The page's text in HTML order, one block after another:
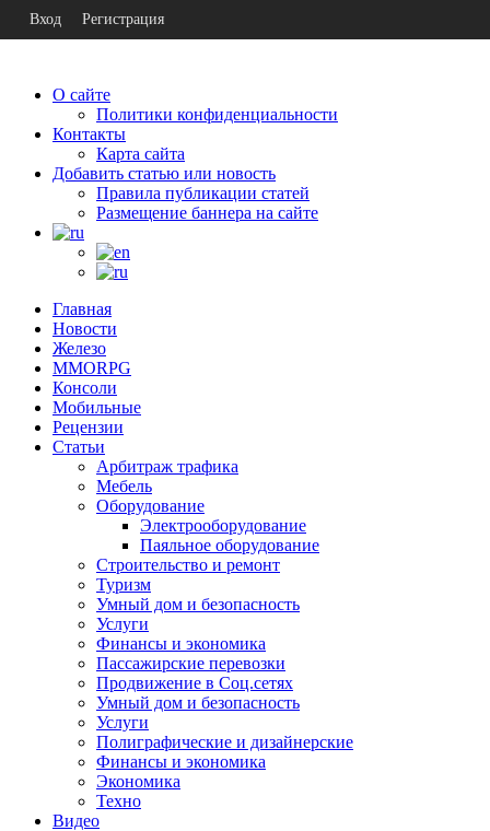
О сайте
Политики конфиденциальности
Контакты
Карта сайта
Добавить статью или новость
Правила публикации статей
Размещение баннера на сайте
Главная
Новости
Железо
MMORPG
Консоли
Мобильные
Рецензии
Статьи
Арбитраж трафика
Мебель
Оборудование
Электрооборудование
Паяльное оборудование
Строительство и ремонт
Туризм
Умный дом и безопасность
Услуги
Финансы и экономика
Пассажирские перевозки
Продвижение в Соц.сетях
Умный дом и безопасность
Услуги
Полиграфические и дизайнерские
Финансы и экономика
Экономика
Техно
Видео
Вход Регистрация